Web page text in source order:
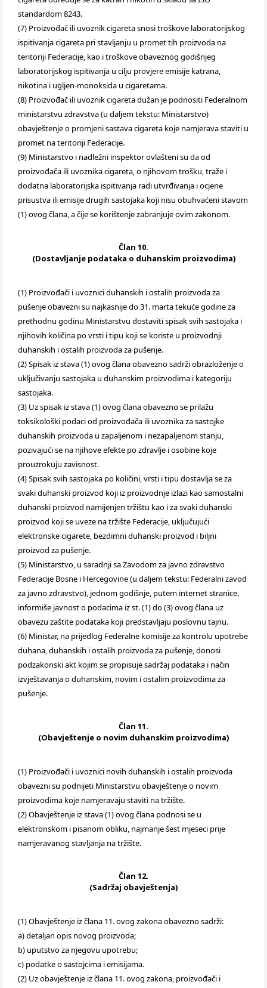
standardom 8243.
(7) Proizvođač ili uvoznik cigareta snosi troškove laboratorijskog
ispitivanja cigareta pri stavljanju u promet tih proizvoda na
teritoriji Federacije, kao i troškove obaveznog godišnjeg
laboratorijskog ispitivanja u cilju provjere emisije katrana,
nikotina i ugljen-monoksida u cigaretama.
(8) Proizvođač ili uvoznik cigareta dužan je podnositi Federalnom
ministarstvu zdravstva (u daljem tekstu: Ministarstvo)
obavještenje o promjeni sastava cigareta koje namjerava staviti u
promet na teritoriji Federacije.
(9) Ministarstvo i nadležni inspektor ovlašteni su da od
proizvođača ili uvoznika cigareta, o njihovom trošku, traže i
dodatna laboratorijska ispitivanja radi utvrđivanja i ocjene
prisustva ili emisije drugih sastojaka koji nisu obuhvaćeni stavom
(1) ovog člana, a čije se korištenje zabranjuje ovim zakonom.
Član 10.
(Dostavljanje podataka o duhanskim proizvodima)
(1) Proizvođači i uvoznici duhanskih i ostalih proizvoda za
pušenje obavezni su najkasnije do 31. marta tekuće godine za
prethodnu godinu Ministarstvu dostaviti spisak svih sastojaka i
njihovih količina po vrsti i tipu koji se koriste u proizvodnji
duhanskih i ostalih proizvoda za pušenje.
(2) Spisak iz stava (1) ovog člana obavezno sadrži obrazloženje o
uključivanju sastojaka u duhanskim proizvodima i kategoriju
sastojaka.
(3) Uz spisak iz stava (1) ovog člana obavezno se prilažu
toksikološki podaci od proizvođača ili uvoznika za sastojke
duhanskih proizvoda u zapaljenom i nezapaljenom stanju,
pozivajući se na njihove efekte po zdravlje i osobine koje
prouzrokuju zavisnost.
(4) Spisak svih sastojaka po količini, vrsti i tipu dostavlja se za
svaki duhanski proizvod koji iz proizvodnje izlazi kao samostalni
duhanski proizvod namijenjen tržištu kao i za svaki duhanski
proizvod koji se uveze na tržište Federacije, uključujući
elektronske cigarete, bezdimni duhanski proizvod i biljni
proizvod za pušenje.
(5) Ministarstvo, u saradnji sa Zavodom za javno zdravstvo
Federacije Bosne i Hercegovine (u daljem tekstu: Federalni zavod
za javno zdravstvo), jednom godišnje, putem internet stranice,
informiše javnost o podacima iz st. (1) do (3) ovog člana uz
obavezu zaštite podataka koji predstavljaju poslovnu tajnu.
(6) Ministar, na prijedlog Federalne komisije za kontrolu upotrebe
duhana, duhanskih i ostalih proizvoda za pušenje, donosi
podzakonski akt kojim se propisuje sadržaj podataka i način
izvještavanja o duhanskim, novim i ostalim proizvodima za
pušenje.
Član 11.
(Obavještenje o novim duhanskim proizvodima)
(1) Proizvođači i uvoznici novih duhanskih i ostalih proizvoda
obavezni su podnijeti Ministarstvu obavještenje o novim
proizvodima koje namjeravaju staviti na tržište.
(2) Obavještenje iz stava (1) ovog člana podnosi se u
elektronskom i pisanom obliku, najmanje šest mjeseci prije
namjeravanog stavljanja na tržište.
Član 12.
(Sadržaj obavještenja)
(1) Obavještenje iz člana 11. ovog zakona obavezno sadrži:
a) detaljan opis novog proizvoda;
b) uputstvo za njegovu upotrebu;
c) podatke o sastojcima i emisijama.
(2) Uz obavještenje iz člana 11. ovog zakona, proizvođači i